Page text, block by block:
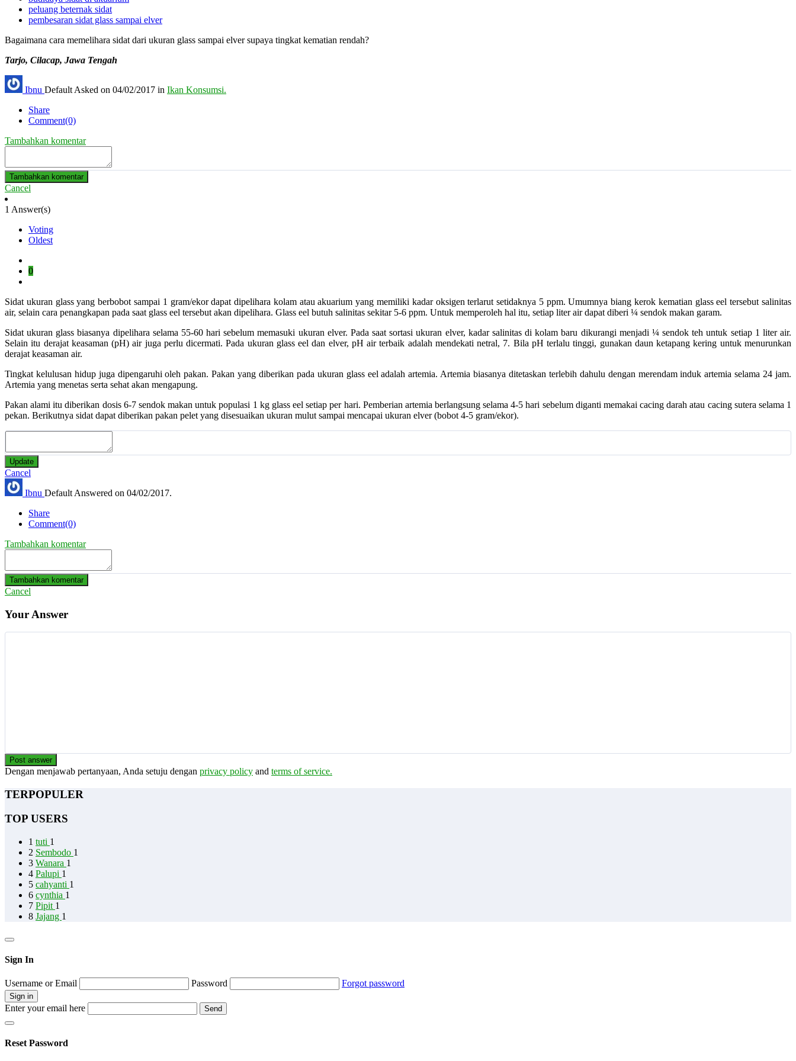
peluang beternak sidat
pembesaran sidat glass sampai elver
Bagaimana cara memelihara sidat dari ukuran glass sampai elver supaya tingkat kematian rendah?
Tarjo, Cilacap, Jawa Tengah
Ibnu Default Asked on 04/02/2017 in Ikan Konsumsi.
Share
Comment(0)
Tambahkan komentar
Tambahkan komentar
Cancel
1 Answer(s)
Voting
Oldest
0
Sidat ukuran glass yang berbobot sampai 1 gram/ekor dapat dipelihara kolam atau akuarium yang memiliki kadar oksigen terlarut setidaknya 5 ppm. Umumnya biang kerok kematian glass eel tersebut salinitas
air, selain cara penangkapan pada saat glass eel tersebut akan dipelihara. Glass eel butuh salinitas sekitar 5-6 ppm. Untuk memperoleh hal itu, setiap liter air dapat diberi ¼ sendok makan garam.
Sidat ukuran glass biasanya dipelihara selama 55-60 hari sebelum memasuki ukuran elver. Pada saat sortasi ukuran elver, kadar salinitas di kolam baru dikurangi menjadi ¼ sendok teh untuk setiap 1 liter air.
Selain itu derajat keasaman (pH) air juga perlu dicermati. Pada ukuran glass eel dan elver, pH air terbaik adalah mendekati netral, 7. Bila pH terlalu tinggi, gunakan daun ketapang kering untuk menurunkan
derajat keasaman air.
Tingkat kelulusan hidup juga dipengaruhi oleh pakan. Pakan yang diberikan pada ukuran glass eel adalah artemia. Artemia biasanya ditetaskan terlebih dahulu dengan merendam induk artemia selama 24 jam.
Artemia yang menetas serta sehat akan mengapung.
Pakan alami itu diberikan dosis 6-7 sendok makan untuk populasi 1 kg glass eel setiap per hari. Pemberian artemia berlangsung selama 4-5 hari sebelum diganti memakai cacing darah atau cacing sutera selama 1
pekan. Berikutnya sidat dapat diberikan pakan pelet yang disesuaikan ukuran mulut sampai mencapai ukuran elver (bobot 4-5 gram/ekor).
Update
Cancel
Ibnu Default Answered on 04/02/2017.
Share
Comment(0)
Tambahkan komentar
Tambahkan komentar
Cancel
Your Answer
Post answer
Dengan menjawab pertanyaan, Anda setuju dengan privacy policy and terms of service.
TERPOPULER
TOP USERS
1 tuti 1
2 Sembodo 1
3 Wanara 1
4 Palupi 1
5 cahyanti 1
6 cynthia 1
7 Pipit 1
8 Jajang 1
Sign In
Username or Email Password Forgot password
Enter your email here
Reset Password